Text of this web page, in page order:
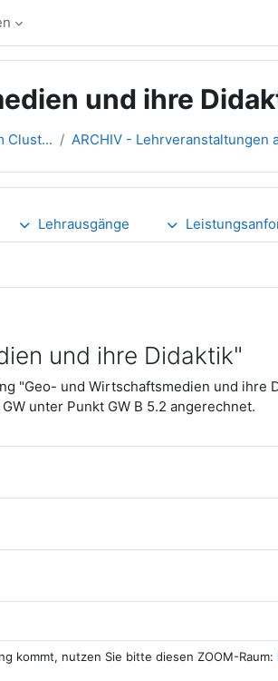
und ihre
Clust... ARCHIV - Lehrveranstaltungen
Lehrausgänge
und ihre Didaktik"
"Geo- und Wirtschaftsmedien und ihre
unter Punkt GW B 5.2 angerechnet.
kommt, nutzen Sie bitte diesen ZOOM-Raum: